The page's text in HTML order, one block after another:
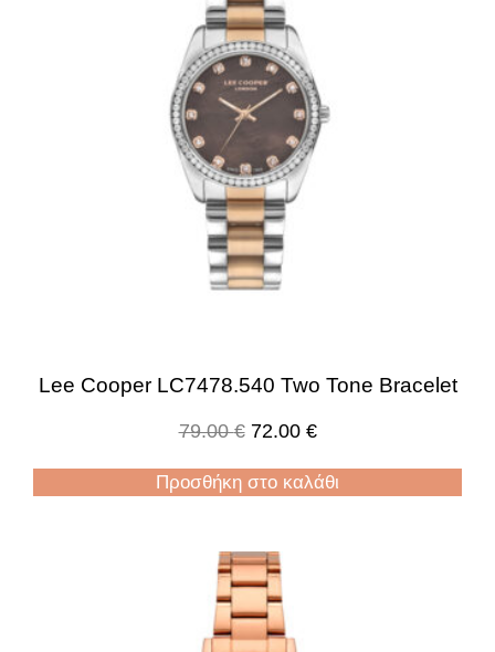
Lee Cooper LC7478.540 Two Tone Bracelet
79.00€ 72.00 €
Προσθήκη στο καλάθι